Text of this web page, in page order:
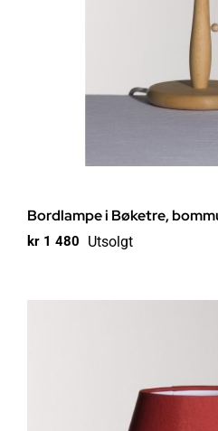
Bordlampe i Bøketre,
kr 1 480 Utsolgt